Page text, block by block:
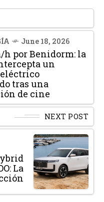
June 18, 2026
h por Benidorm: la
un
tras una
de cine
NEXT POST
La